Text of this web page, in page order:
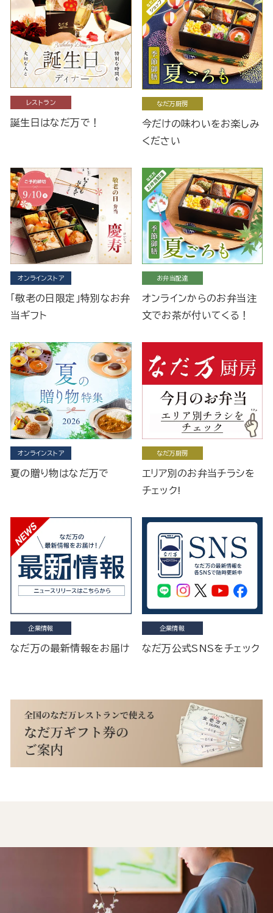
レストラン
誕生日はなだ万で！
なだ万厨房
今だけの味わいをお楽しみ
ください
オンラインストア
「敬老の日限定」特別なお弁
当ギフト
お弁当配達
オンラインからのお弁当注
文でお茶が付いてくる！
オンラインストア
夏の贈り物はなだ万で
なだ万厨房
エリア別のお弁当チラシを
チェック!
企業情報
なだ万の最新情報をお届け
企業情報
なだ万公式SNSをチェック